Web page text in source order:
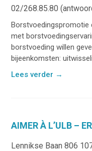
02/268.85.80
Borstvoedingspromotie
met
borstvoeding willen
bijeenkomsten:
Lees verder →
AIMER À L’ULB –
Lennikse Baan 806